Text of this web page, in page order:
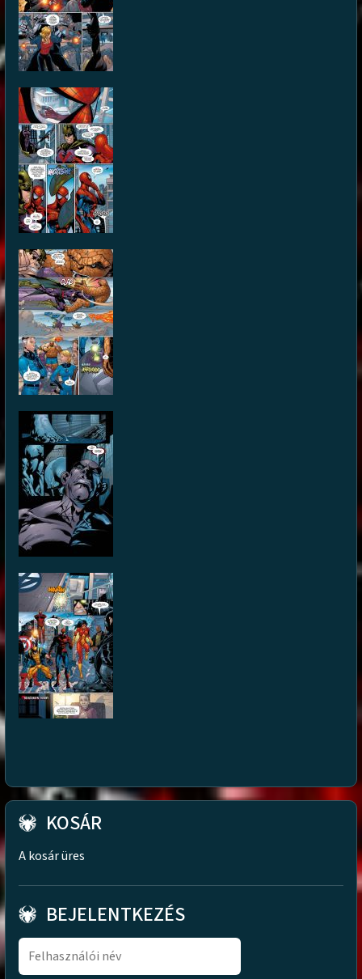
KOSÁR
A kosár üres
BEJELENTKEZÉS